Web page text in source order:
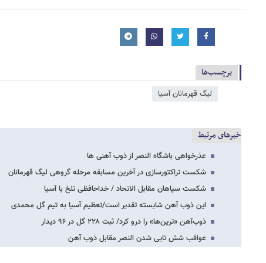
برچسب‌ها
لیگ قهرمانان آسیا
خبرهای مرتبط
عذرخواهی باشگاه النصر از ذوب آهنی ها
شکست تراکتورسازی در آخرین مسابقه مرحله گروهی لیگ قهرمانان
شکست سپاهان مقابل الاتحاد / خداحافظی تلخ با آسیا
این ذوب آهن شایسته تقدیر است/تعظیم آسیا به تیم گل محمدی
ذوب‌آهن «ترین‌ها» را درو کرد/ ثبت ۲۲۸ گل در ۹۶ دیدار
عواقب شش تایی شدن النصر مقابل ذوب آهن